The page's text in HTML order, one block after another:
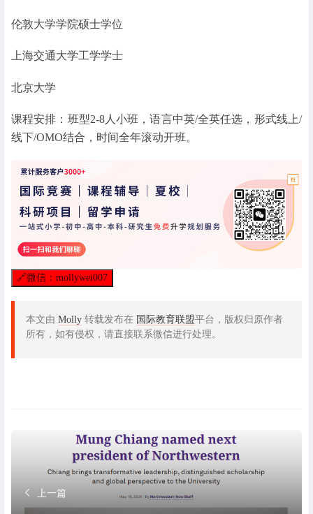
伦敦大学学院硕士学位
上海交通大学工学学士
北京大学
课程安排：班型2-8人小班，语言中英/全英任选，形式线上/
线下/OMO结合，时间全年滚动开班。
🔗微信：mollywei007
本文由 Molly 转载发布在 国际教育联盟平台，版权归原作者
所有，如有侵权，请直接联系微信进行处理。
上一篇